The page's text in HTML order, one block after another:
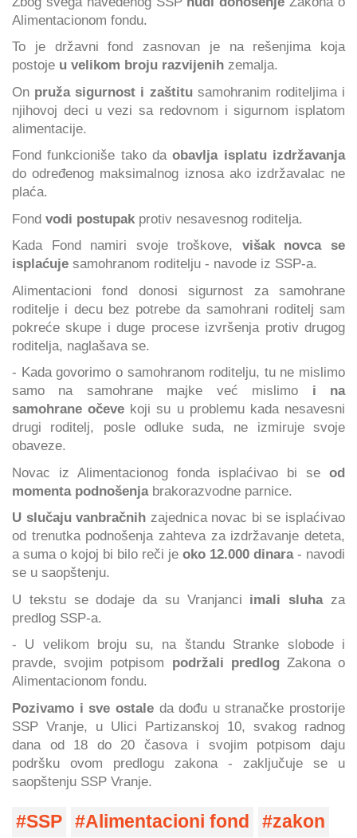
Alimentacionom fondu.
To je državni fond zasnovan je na rešenjima koja
postoje u velikom broju razvijenih zemalja.
On pruža sigurnost i zaštitusamohranim roditeljima i
njihovoj deci u vezi sa redovnom i sigurnom isplatom
alimentacije.
Fond funkcioniše tako daobavlja isplatu izdržavanja
do određenog maksimalnog iznosa ako izdržavalac ne
plaća.
Fond vodi postupak protiv nesavesnog roditelja.
Kada Fond namiri svoje troškove, višak novca se
isplaćuje samohranom roditelju - navode iz SSP-a.
Alimentacioni fond donosi sigurnost za samohrane
roditelje i decu bez potrebe da samohrani roditelj sam
pokreće skupe i duge procese izvršenja protiv drugog
roditelja, naglašava se.
- Kada govorimo o samohranom roditelju, tu ne mislimo
samo na samohrane majke već mislimo i na
samohrane očeve koji su u problemu kada nesavesni
drugi roditelj, posle odluke suda, ne izmiruje svoje
obaveze.
Novac iz Alimentacionog fonda isplaćivao bi se od
momenta podnošenjabrakorazvodne parnice.
U slučaju vanbračnih zajednica novac bi se isplaćivao
od trenutka podnošenja zahteva za izdržavanje deteta,
a suma o kojoj bi bilo reči je oko 12.000 dinara- navodi
se u saopštenju.
U tekstu se dodaje da su Vranjanci imali sluhaza
predlog SSP-a.
- U velikom broju su, na štandu Stranke slobode i
pravde, svojim potpisom podržali predlogZakona o
Alimentacionom fondu.
Pozivamo i sve ostale da dođu u stranačke prostorije
SSP Vranje, u Ulici Partizanskoj 10, svakog radnog
dana od 18 do 20 časova i svojim potpisom daju
podršku ovom predlogu zakona - zaključuje se u
saopštenju SSP Vranje.
SSP Alimentacioni fond
zakon